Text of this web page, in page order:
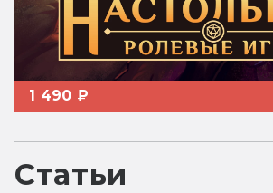
1 490 ₽
Статьи